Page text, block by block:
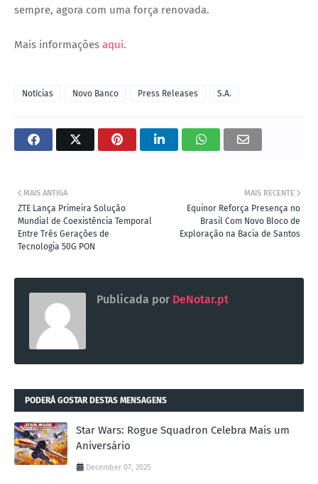
sempre, agora com uma força renovada.
Mais informações aqui.
Notícias Novo Banco Press Releases S.A.
MAIS RECENTE
Equinor Reforça Presença no
Brasil Com Novo Bloco de
Exploração na Bacia de Santos
MAIS ANTIGA
ZTE Lança Primeira Solução
Mundial de Coexistência Temporal
Entre Três Gerações de
Tecnologia 50G PON
Publicada por DeNotar.pt
PODERÁ GOSTAR DESTAS MENSAGENS
Star Wars: Rogue Squadron Celebra Mais um
Aniversário
December 07, 2025